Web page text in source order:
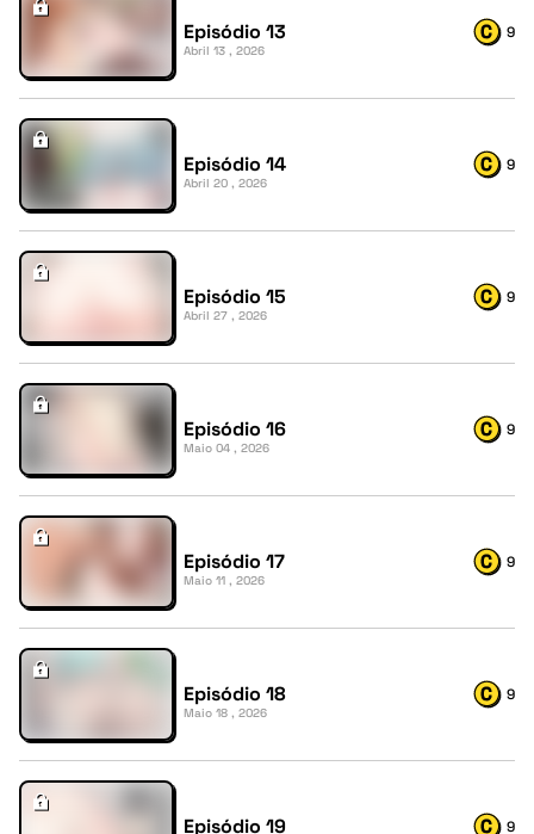
Episódio 13
Abril 13 , 2026
9
Episódio 14
Abril 20 , 2026
9
Episódio 15
Abril 27 , 2026
9
Episódio 16
Maio 04 , 2026
9
Episódio 17
Maio 11 , 2026
9
Episódio 18
Maio 18 , 2026
9
Episódio 19 9